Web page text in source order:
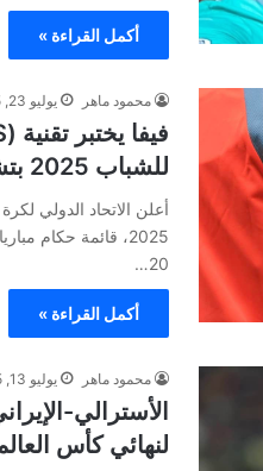
أكمل القراءة »
محمود ماهر يوليو 23, 2025
للشباب 2025 بتشيلي
2025، قائمة حكام
20…
أكمل القراءة »
محمود ماهر يوليو 13, 2025
الأسترالي-
لنهائي كأس العالم